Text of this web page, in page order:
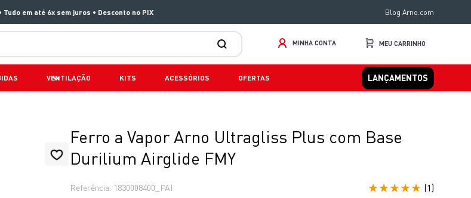
Tudo em até 6x sem juros • Desconto no PIX Blog Arno.com
MINHA CONTA
VENTILAÇÃO KITS ACESSÓRIOS OFERTAS LANÇAMENTOS
Ferro a Vapor Arno Ultragliss Plus com Base
Durilium Airglide FMY
Referência: 1830008400_PAI ★★★★★ (1 )
arno easy fry extra superfície